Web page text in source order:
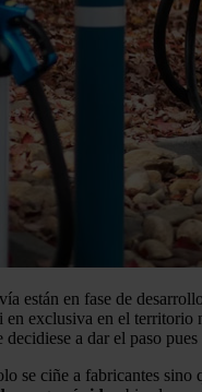
están en fase de
exclusiva en el
decidiese a dar el paso
se ciñe a fabricantes